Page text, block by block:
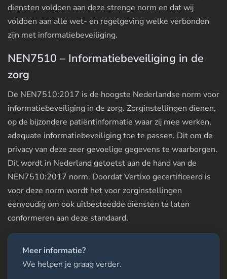
diensten voldoen aan deze strenge norm en dat wij
voldoen aan alle wet- en regelgeving welke verbonden
zijn met informatiebeveiliging.
NEN7510 – Informatiebeveiliging in de
zorg
De NEN7510:2017 is de hoogste Nederlandse norm voor
informatiebeveiliging in de zorg. Zorginstellingen dienen,
op de bijzondere patiëntinformatie waar zij mee werken,
adequate informatiebeveiliging toe te passen. Dit om de
privacy van deze zeer gevoelige gegevens te waarborgen.
Dit wordt in Nederland getoetst aan de hand van de
NEN7510:2017 norm. Doordat Vertixo gecertificeerd is
voor deze norm wordt het voor zorginstellingen
eenvoudig om ook uitbesteedde diensten te laten
conformeren aan deze standaard.
Meer informatie?
We helpen je graag verder.